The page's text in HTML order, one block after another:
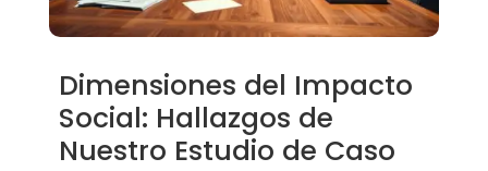
Dimensiones del Impacto
Social: Hallazgos de
Nuestro Estudio de Caso